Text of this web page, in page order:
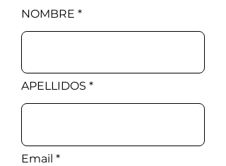
NOMBRE
APELLIDOS
Email